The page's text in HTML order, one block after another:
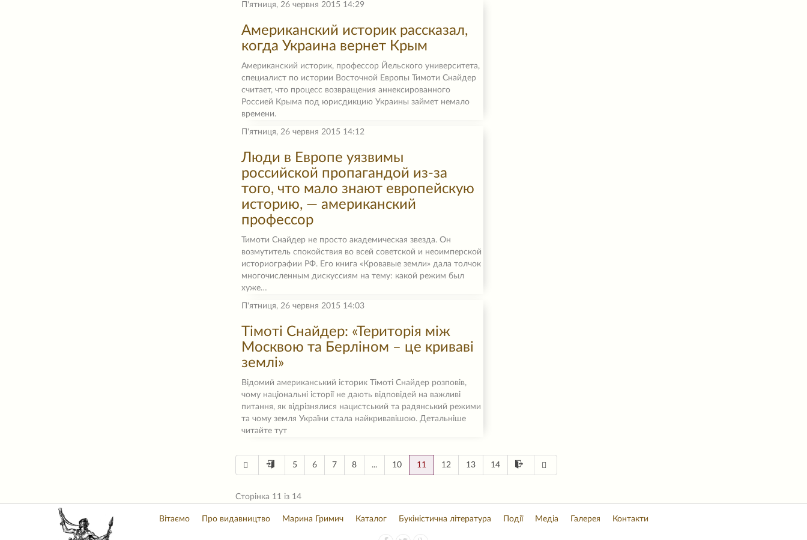
П'ятниця, 26 червня 2015 14:29
Американский историк рассказал,
когда Украина вернет Крым
Американский историк, профессор Йельского университета,
специалист по истории Восточной Европы Тимоти Снайдер
считает, что процесс возвращения аннексированного
Россией Крыма под юрисдикцию Украины займет немало
времени.
П'ятниця, 26 червня 2015 14:12
Люди в Европе уязвимы
российской пропагандой из-за
того, что мало знают европейскую
историю, — американский
профессор
Тимоти Снайдер не просто академическая звезда. Он
возмутитель спокойствия во всей советской и неоимперской
историографии РФ. Его книга «Кровавые земли» дала толчок
многочисленным дискуссиям на тему: какой режим был
хуже…
П'ятниця, 26 червня 2015 14:03
Тімоті Снайдер: «Територія між
Москвою та Берліном – це криваві
землі»
Відомий американський історик Тімоті Снайдер розповів,
чому національні історії не дають відповідей на важливі
питання, як відрізнялися нацистський та радянський режими
та чому земля України стала найкривавішою. Детальніше
читайте тут
5 6 7 8 ... 10 11 12 13 14
Сторінка 11 із 14
Вітаємо Про видавництво Марина Гримич Каталог Букіністична література Події Медіа Галерея Контакти